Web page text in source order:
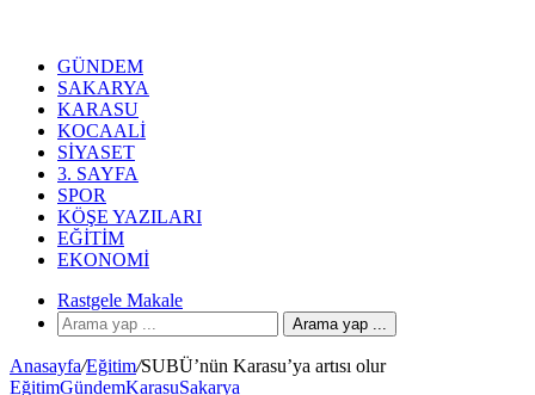
GÜNDEM
SAKARYA
KARASU
KOCAALI
SIYASET
3. SAYFA
SPOR
KÖŞE YAZILARI
EĞITIM
EKONOMI
Rastgele Makale
Arama yap ...
Anasayfa/Eğitim/SUBÜ’nün Karasu’ya artısı olur
EğitimGündemKarasuSakarya